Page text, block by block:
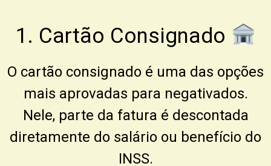
1. Cartão Consignado
O cartão consignado é uma das opções
mais aprovadas para negativados.
Nele, parte da fatura é descontada
diretamente do salário ou benefício do
INSS.